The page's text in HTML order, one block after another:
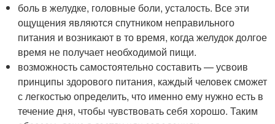
боль в желудке, головные боли, усталость. Все эти
ощущения являются спутником неправильного
питания и возникают в то время, когда желудок долгое
время не получает необходимой пищи.
возможность самостоятельно составить — усвоив
принципы здорового питания, каждый человек сможет
с легкостью определить, что именно ему нужно есть в
течение дня, чтобы чувствовать себя хорошо. Таким